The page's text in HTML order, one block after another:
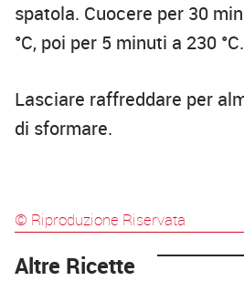
spatola. Cuocere per 30
°C, poi per 5 minuti a 230 °C.
Lasciare raffreddare per
di sformare.
© Riproduzione Riservata
Altre Ricette